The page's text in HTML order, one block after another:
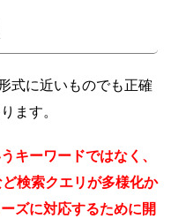
式に近いものでも正確
ます。
ーワードではなく、
検索クエリが多様化か
ズに対応するために開